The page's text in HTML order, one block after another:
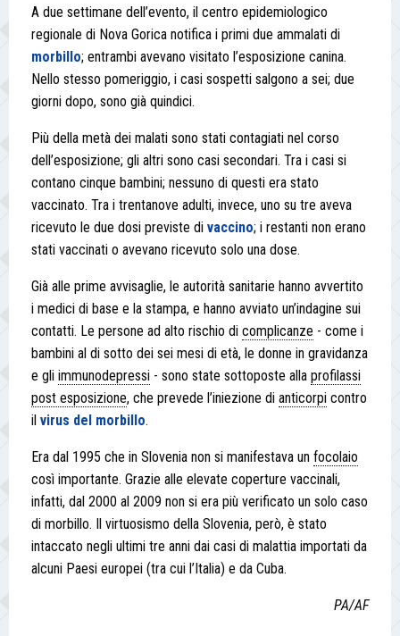
A due settimane dell’evento, il centro epidemiologico
regionale di Nova Gorica notifica i primi due ammalati di
morbillo; entrambi avevano visitato l’esposizione canina.
Nello stesso pomeriggio, i casi sospetti salgono a sei; due
giorni dopo, sono già quindici.
Più della metà dei malati sono stati contagiati nel corso
dell’esposizione; gli altri sono casi secondari. Tra i casi si
contano cinque bambini; nessuno di questi era stato
vaccinato. Tra i trentanove adulti, invece, uno su tre aveva
ricevuto le due dosi previste di vaccino; i restanti non erano
stati vaccinati o avevano ricevuto solo una dose.
Già alle prime avvisaglie, le autorità sanitarie hanno avvertito
i medici di base e la stampa, e hanno avviato un’indagine sui
contatti. Le persone ad alto rischio di complicanze - come i
bambini al di sotto dei sei mesi di età, le donne in gravidanza
e gli immunodepressi - sono state sottoposte alla profilassi
post esposizione, che prevede l’iniezione di anticorpi contro
il virus del morbillo.
Era dal 1995 che in Slovenia non si manifestava un focolaio
così importante. Grazie alle elevate coperture vaccinali,
infatti, dal 2000 al 2009 non si era più verificato un solo caso
di morbillo. Il virtuosismo della Slovenia, però, è stato
intaccato negli ultimi tre anni dai casi di malattia importati da
alcuni Paesi europei (tra cui l’Italia) e da Cuba.
PA/AF